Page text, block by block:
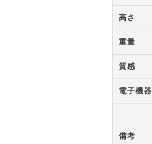
高さ
重量
質感
電子機器
備考